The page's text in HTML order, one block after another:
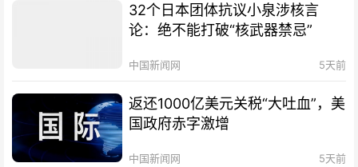
32个日本团体抗议小泉涉核言
论：绝不能打破“核武器禁忌”
中国新闻网 5天前
返还1000亿美元关税“大吐血”，美
国政府赤字激增
中国新闻网 5天前